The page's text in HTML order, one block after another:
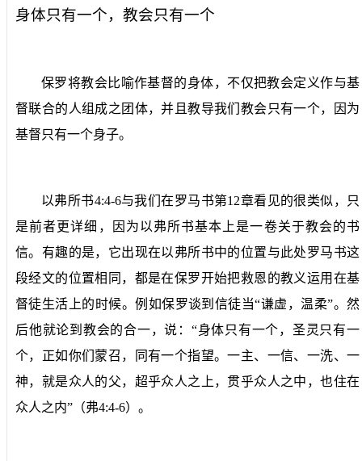
身体只有一个，教会只有一个
保罗将教会比喻作基督的身体，不仅把教会定义作与基
督联合的人组成之团体，并且教导我们教会只有一个，因为
基督只有一个身子。
以弗所书4:4-6与我们在罗马书第12章看见的很类似，只
是前者更详细，因为以弗所书基本上是一卷关于教会的书
信。有趣的是，它出现在以弗所书中的位置与此处罗马书这
段经文的位置相同，都是在保罗开始把救恩的教义运用在基
督徒生活上的时候。例如保罗谈到信徒当“谦虚，温柔”。然
后他就论到教会的合一，说：“身体只有一个，圣灵只有一
个，正如你们蒙召，同有一个指望。一主、一信、一洗、一
神，就是众人的父，超乎众人之上，贯乎众人之中，也住在
众人之内”（弗4:4-6）。